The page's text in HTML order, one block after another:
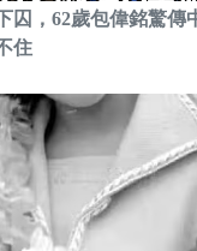
囚，62歲包偉銘驚傳
住